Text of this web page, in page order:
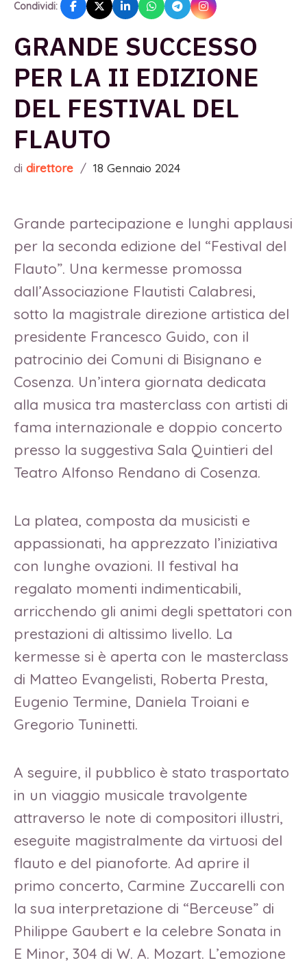
Condividi:
GRANDE SUCCESSO
PER LA II EDIZIONE
DEL FESTIVAL DEL
FLAUTO
di direttore / 18 Gennaio 2024
Grande partecipazione e lunghi applausi
per la seconda edizione del “Festival del
Flauto”. Una kermesse promossa
dall’Associazione Flautisti Calabresi,
sotto la magistrale direzione artistica del
presidente Francesco Guido, con il
patrocinio dei Comuni di Bisignano e
Cosenza. Un’intera giornata dedicata
alla musica tra masterclass con artisti di
fama internazionale e doppio concerto
presso la suggestiva Sala Quintieri del
Teatro Alfonso Rendano di Cosenza.
La platea, composta da musicisti e
appassionati, ha apprezzato l’iniziativa
con lunghe ovazioni. Il festival ha
regalato momenti indimenticabili,
arricchendo gli animi degli spettatori con
prestazioni di altissimo livello. La
kermesse si è aperta con le masterclass
di Matteo Evangelisti, Roberta Presta,
Eugenio Termine, Daniela Troiani e
Gregorio Tuninetti.
A seguire, il pubblico è stato trasportato
in un viaggio musicale travolgente
attraverso le note di compositori illustri,
eseguite magistralmente da virtuosi del
flauto e del pianoforte. Ad aprire il
primo concerto, Carmine Zuccarelli con
la sua interpretazione di “Berceuse” di
Philippe Gaubert e la celebre Sonata in
E Minor, 304 di W. A. Mozart. L’emozione